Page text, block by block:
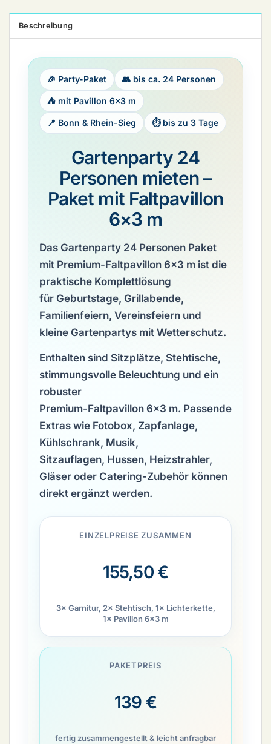
Beschreibung
🎉 Party-Paket 👥 bis ca. 24 Personen
⛺ mit Pavillon 6×3 m
📍 Bonn & Rhein-Sieg ⏱ bis zu 3 Tage
Gartenparty 24
Personen mieten –
Paket mit Faltpavillon
6×3 m
Das Gartenparty 24 Personen Paket
mit Premium-Faltpavillon 6×3 m ist die
praktische Komplettlösung
für Geburtstage, Grillabende,
Familienfeiern, Vereinsfeiern und
kleine Gartenpartys mit Wetterschutz.
Enthalten sind Sitzplätze, Stehtische,
stimmungsvolle Beleuchtung und ein
robuster
Premium-Faltpavillon 6×3 m. Passende
Extras wie Fotobox, Zapfanlage,
Kühlschrank, Musik,
Sitzauflagen, Hussen, Heizstrahler,
Gläser oder Catering-Zubehör können
direkt ergänzt werden.
EINZELPREISE ZUSAMMEN
155,50 €
3× Garnitur, 2× Stehtisch, 1× Lichterkette,
1× Pavillon 6×3 m
PAKETPREIS
139 €
fertig zusammengestellt & leicht anfragbar